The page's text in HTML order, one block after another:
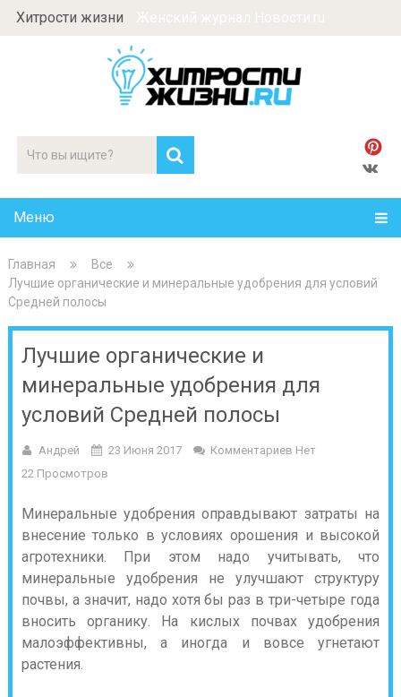
Хитрости жизни
Меню
Главная
Все
Лучшие органические и минеральные удобрения для условий
Средней полосы
Лучшие органические и
минеральные удобрения для
условий Средней полосы
Андрей 23 Июня 2017
Комментариев Нет
22 Просмотров
Минеральные удобрения оправдывают затраты на
внесение только в условиях орошения и высокой
агротехники. При этом надо учитывать, что
минеральные удобрения не улучшают структуру
почвы, а значит, надо хотя бы раз в три-четыре года
вносить органику. На кислых почвах удобрения
малоэффективны, а иногда и вовсе угнетают
растения.